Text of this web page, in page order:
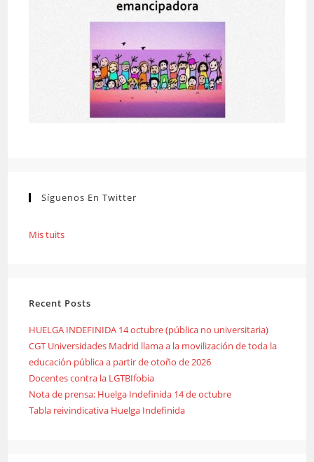
Síguenos En Twitter
Mis tuits
Recent Posts
HUELGA INDEFINIDA 14 octubre (pública no universitaria)
CGT Universidades Madrid llama a la movilización de toda la
educación pública a partir de otoño de 2026
Docentes contra la LGTBIfobia
Nota de prensa: Huelga Indefinida 14 de octubre
Tabla reivindicativa Huelga Indefinida